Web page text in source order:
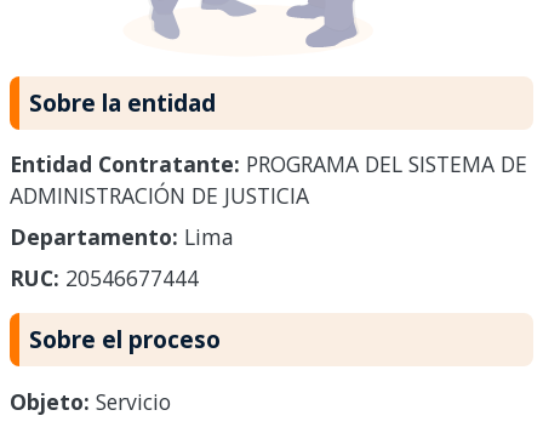
Sobre la entidad
Entidad Contratante: PROGRAMA DEL SISTEMA DE
ADMINISTRACIÓN DE JUSTICIA
Departamento: Lima
RUC: 20546677444
Sobre el proceso
Objeto: Servicio